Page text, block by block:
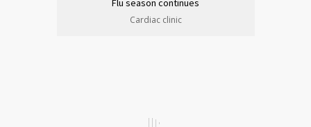
Flu season continues
Cardiac clinic